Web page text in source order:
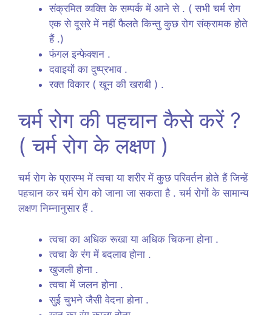
संक्रमित व्यक्ति के सम्पर्क में आने से . ( सभी चर्म रोग
एक से दूसरे में नहीं फैलते किन्तु कुछ रोग संक्रामक होते
हैं .)
फंगल इन्फेक्शन .
दवाइयों का दुष्प्रभाव .
रक्त विकार ( खून की खराबी ) .
चर्म रोग की पहचान कैसे करें ?
( चर्म रोग के लक्षण )
चर्म रोग के प्रारम्भ में त्वचा या शरीर में कुछ परिवर्तन होते हैं जिन्हें
पहचान कर चर्म रोग को जाना जा सकता है . चर्म रोगों के सामान्य
लक्षण निम्नानुसार हैं .
त्वचा का अधिक रूखा या अधिक चिकना होना .
त्वचा के रंग में बदलाव होना .
खुजली होना .
त्वचा में जलन होना .
सुई चुभने जैसी वेदना होना .